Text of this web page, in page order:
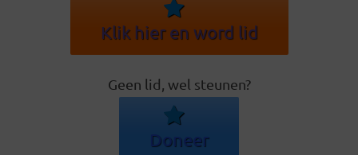
Klik hier en word lid
Geen lid, wel steunen?
Doneer